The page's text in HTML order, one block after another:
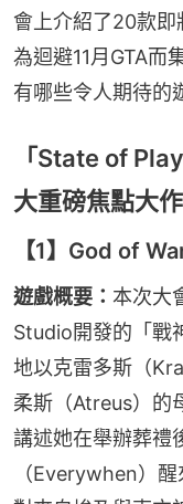
會上介紹了20款即
為迴避11月GTA而
有哪些令人期待的
「State of
大重磅焦點大作
【1】God of
遊戲概要： 本次大
Studio開發的「戰
地以克雷多斯（
柔斯（Atreus）的
講述她在舉辦葬禮
（Everywhen）